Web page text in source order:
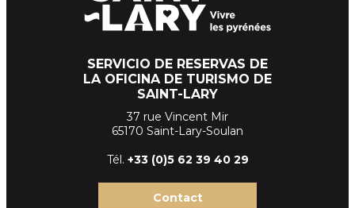
SERVICIO DE RESERVAS DE
LA OFICINA DE TURISMO DE
SAINT-LARY
37 rue Vincent Mir
65170 Saint-Lary-Soulan
Tél. +33 (0)5 62 39 40 29
Contact